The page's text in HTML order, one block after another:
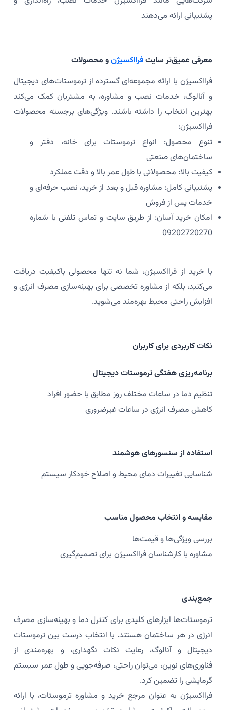
پشتیبانی ارائه می‌دهند
معرفی عمیق‌تر سایتفرااکسیژنو محصولات
فرااکسیژن با ارائه مجموعه‌ای گسترده از ترموستات‌های دیجیتال
و آنالوگ، خدمات نصب و مشاوره، به مشتریان کمک می‌کند
بهترین انتخاب را داشته باشند. ویژگی‌های برجسته محصولات
فرااکسیژن:
تنوع محصول: انواع ترموستات برای خانه، دفتر و
ساختمان‌های صنعتی
کیفیت بالا: محصولاتی با طول عمر بالا و دقت عملکرد
پشتیبانی کامل: مشاوره قبل و بعد از خرید، نصب حرفه‌ای و
خدمات پس از فروش
امکان خرید آسان: از طریق سایت و تماس تلفنی با شماره
09202720270
با خرید از فرااکسیژن، شما نه تنها محصولی باکیفیت دریافت
می‌کنید، بلکه از مشاوره تخصصی برای بهینه‌سازی مصرف انرژی و
افزایش راحتی محیط بهره‌مند می‌شوید.
نکات کاربردی برای کاربران
برنامه‌ریزی هفتگی ترموستات دیجیتال
تنظیم دما در ساعات مختلف روز مطابق با حضور افراد
کاهش مصرف انرژی در ساعات غیرضروری
استفاده از سنسورهای هوشمند
شناسایی تغییرات دمای محیط و اصلاح خودکار سیستم
مقایسه و انتخاب محصول مناسب
بررسی ویژگی‌ها و قیمت‌ها
مشاوره با کارشناسان فرااکسیژن برای تصمیم‌گیری
جمع‌بندی
ترموستات‌ها ابزارهای کلیدی برای کنترل دما و بهینه‌سازی مصرف
انرژی در هر ساختمان هستند. با انتخاب درست بین ترموستات
دیجیتال و آنالوگ، رعایت نکات نگهداری، و بهره‌مندی از
فناوری‌های نوین، می‌توان راحتی، صرفه‌جویی و طول عمر سیستم
گرمایشی را تضمین کرد.
فرااکسیژن به عنوان مرجع خرید و مشاوره ترموستات، با ارائه